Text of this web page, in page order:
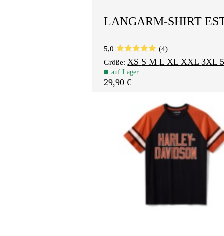
LANGARM-SHIRT
5,0
(4)
Größe: XS SML XL XXL3XL
auf Lager
29,90 €